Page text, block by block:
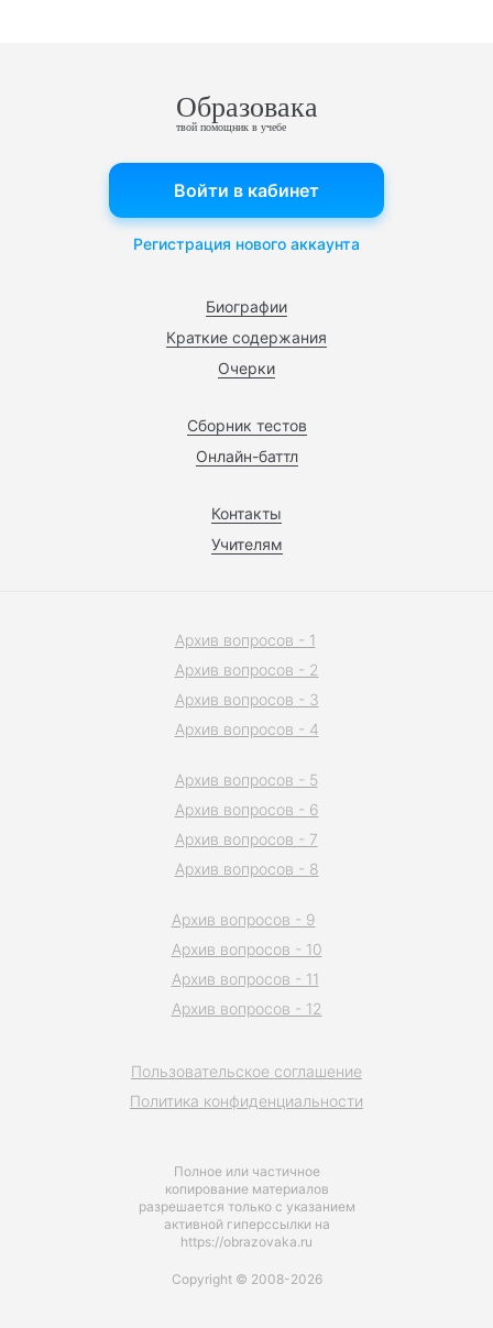
Образовака
твой помощник в учебе
Биографии
Краткие содержания
Очерки
Сборник тестов
Онлайн-баттл
Контакты
Учителям
Войти в кабинет
Регистрация нового аккаунта
Полное или частичное
копирование материалов
разрешается только с указанием
активной гиперссылки на
https://obrazovaka.ru
Пользовательское соглашение
Политика конфиденциальности
Архив вопросов - 1
Архив вопросов - 2
Архив вопросов - 3
Архив вопросов - 4
Архив вопросов - 5
Архив вопросов - 6
Архив вопросов - 7
Архив вопросов - 8
Архив вопросов - 9
Архив вопросов - 10
Архив вопросов - 11
Архив вопросов - 12
Copyright © 2008-2026